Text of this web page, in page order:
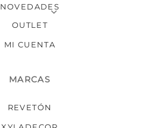
NOVEDADES
OUTLET
MI CUENTA
MARCAS
REVETÓN